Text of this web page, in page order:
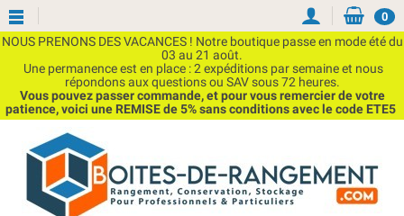
NOUS PRENONS DES VACANCES ! Notre boutique passe en mode été du
03 au 21 août.
Une permanence est en place : 2 expéditions par semaine et nous
répondons aux questions ou SAV sous 72 heures.
Vous pouvez passer commande, et pour vous remercier de votre
patience, voici une REMISE de 5% sans conditions avec le code ETE5
0